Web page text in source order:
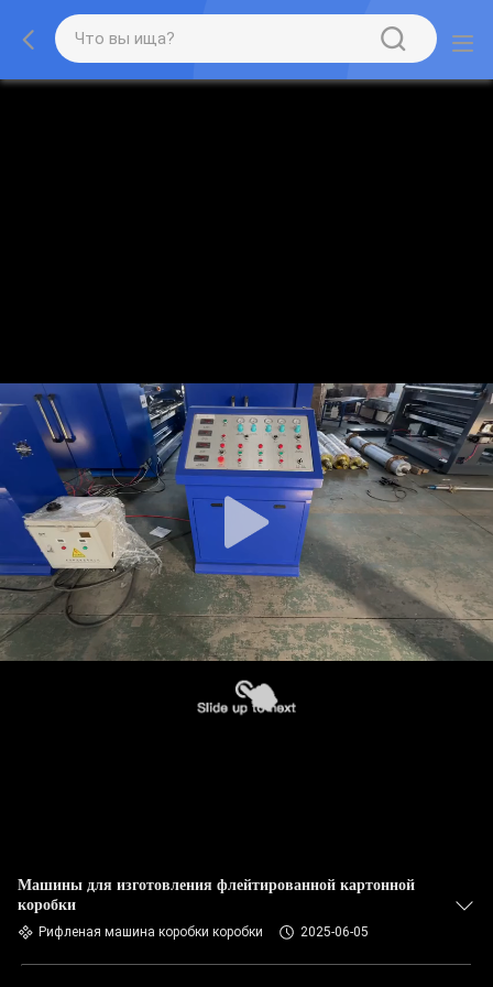
Машины для изготовления флейтированной картонной
коробки
Рифленая машина коробки коробки 2025-06-05